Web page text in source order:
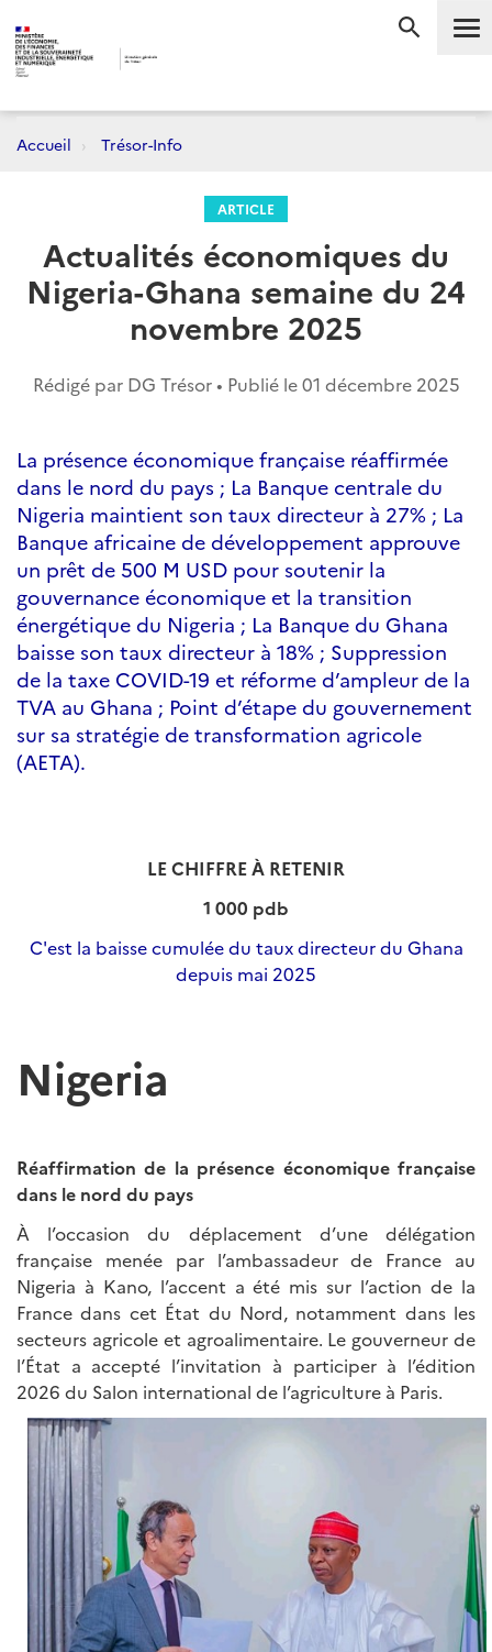
Accueil Trésor-Info
ARTICLE
Actualités économiques du
Nigeria-Ghana semaine du 24
novembre 2025
Rédigé par DG Trésor • Publié le01 décembre 2025
La présence économique française réaffirmée
dans le nord du pays ; La Banque centrale du
Nigeria maintient son taux directeur à 27% ; La
Banque africaine de développement approuve
un prêt de 500 M USD pour soutenir la
gouvernance économique et la transition
énergétique du Nigeria ; La Banque du Ghana
baisse son taux directeur à 18% ; Suppression
de la taxe COVID-19 et réforme d’ampleur de la
TVA au Ghana ; Point d’étape du gouvernement
sur sa stratégie de transformation agricole
(AETA).
LE CHIFFRE À RETENIR
1 000 pdb
C'est la baisse cumulée du taux directeur du Ghana
depuis mai 2025
Nigeria
Réaffirmation de la présence économique française
dans le nord du pays
À l’occasion du déplacement d’une délégation
française menée par l’ambassadeur de France au
Nigeria à Kano, l’accent a été mis sur l’action de la
France dans cet État du Nord, notamment dans les
secteurs agricole et agroalimentaire. Le gouverneur de
l’État a accepté l’invitation à participer à l’édition
2026 du Salon international de l’agriculture à Paris.